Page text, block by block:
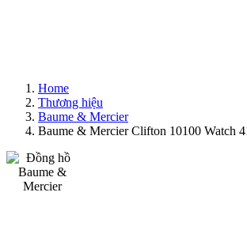
Home
Thương hiệu
Baume & Mercier
Baume & Mercier Clifton 10100 Watch